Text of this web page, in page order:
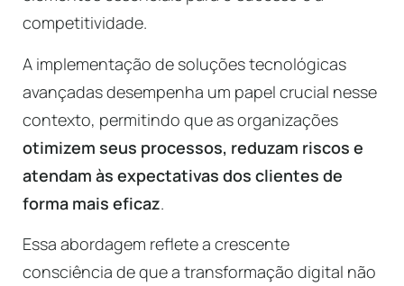
competitividade.
A implementação de soluções tecnológicas
avançadas desempenha um papel crucial nesse
contexto, permitindo que as organizações
otimizem seus processos, reduzam riscos e
atendam às expectativas dos clientes de
forma mais eficaz.
Essa abordagem reflete a crescente
consciência de que a transformação digital não